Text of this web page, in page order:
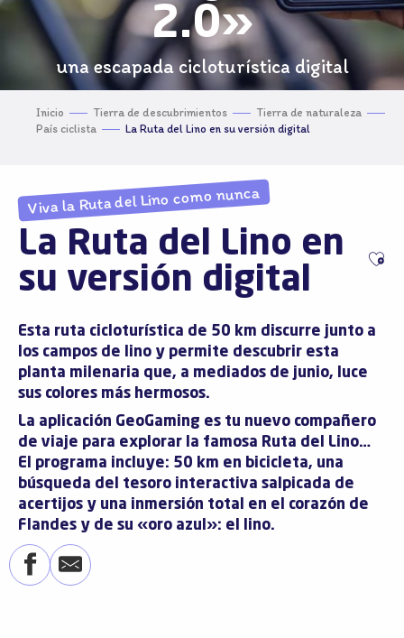
2.0»
una escapada cicloturística digital
Inicio Tierra de descubrimientos
Tierra de naturaleza
País ciclista
La Ruta del Lino en su versión digital
Viva la Ruta del Lino como nunca
La Ruta del Lino en
su versión digital
Esta ruta cicloturística de 50 km discurre junto a
los campos de lino y permite descubrir esta
planta milenaria que, a mediados de junio, luce
sus colores más hermosos.
La aplicación GeoGaming es tu nuevo compañero
de viaje para explorar la famosa Ruta del Lino…
El programa incluye: 50 km en bicicleta, una
búsqueda del tesoro interactiva salpicada de
acertijos y una inmersión total en el corazón de
Flandes y de su «oro azul»: el lino.